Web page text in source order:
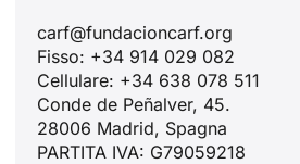
carf@fundacioncarf.org
Fisso: +34 914 029 082
Cellulare: +34 638 078 511
Conde de Peñalver, 45.
28006 Madrid, Spagna
PARTITA IVA: G79059218